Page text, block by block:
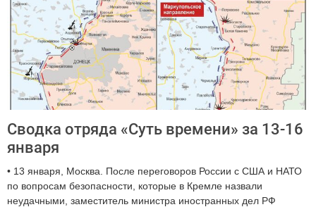
Сводка отряда «Суть времени» за 13-16
января
• 13 января, Москва. После переговоров России с США и НАТО
по вопросам безопасности, которые в Кремле назвали
неудачными, заместитель министра иностранных дел РФ